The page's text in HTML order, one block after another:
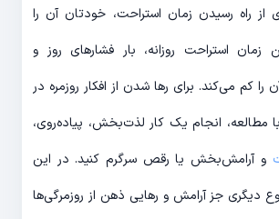
از راه رسیدن زمان استراحت، خودتان آن را
زمان استراحت روزانه، بار فشارهای روز و
تنش‌‎های ناشی از آن را کم می‌‎کند. برای رها شدن از افکار روزمره در
این زمان، خود را با مطالعه، انجام یک کار لذت‎‌بخش، پیاده‌‎روی،
و آرامش‌بخش یا رقص سرگرم کنید. در این
زمان به هیچ موضوع دیگری جز آرامش و رهایی ذهن از روزمرگی‌‎ها